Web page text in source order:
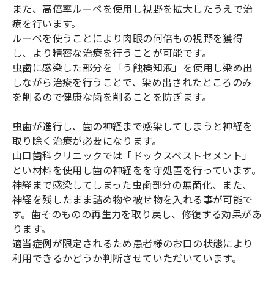
また、高倍率ルーペを使用し視野を拡大したうえで治
療を行います。
ルーペを使うことにより肉眼の何倍もの視野を獲得
し、より精密な治療を行うことが可能です。
虫歯に感染した部分を「う蝕検知液」を使用し染め出
しながら治療を行うことで、染め出されたところのみ
を削るので健康な歯を削ることを防ぎます。
虫歯が進行し、歯の神経まで感染してしまうと神経を
取り除く治療が必要になります。
山口歯科クリニックでは「ドックスベストセメント」
とい材料を使用し歯の神経をを守処置を行っています。
神経まで感染してしまった虫歯部分の無菌化、また、
神経を残したまま詰め物や被せ物を入れる事が可能で
す。歯そのものの再生力を取り戻し、修復する効果があ
ります。
適当症例が限定されるため患者様のお口の状態により
利用できるかどうか判断させていただいています。